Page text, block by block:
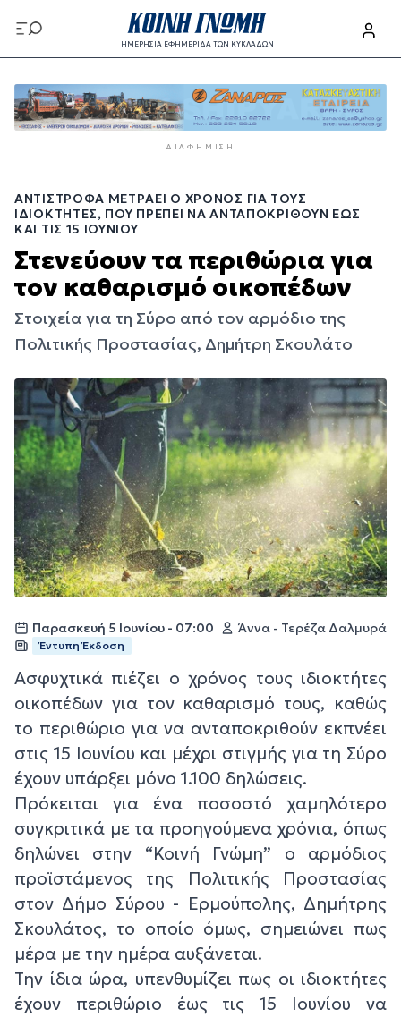
προς
το
περιεχόμενο
ΗΜΕΡΗΣΙΑ ΕΦΗΜΕΡΙΔΑ ΤΩΝ ΚΥΚΛΑΔΩΝ
προς
το
κυρίως
ΔΙΑΦΉΜΙΣΗ
ΑΝΤΊΣΤΡΟΦΑ ΜΕΤΡΆΕΙ Ο ΧΡΌΝΟΣ ΓΙΑ ΤΟΥΣ
ΙΔΙΟΚΤΉΤΕΣ, ΠΟΥ ΠΡΈΠΕΙ ΝΑ ΑΝΤΑΠΟΚΡΙΘΟΎΝ ΈΩΣ
ΚΑΙ ΤΙΣ 15 ΙΟΥΝΊΟΥ
Στενεύουν τα περιθώρια για
τον καθαρισμό οικοπέδων
Στοιχεία για τη Σύρο από τον αρμόδιο της
Πολιτικής Προστασίας, Δημήτρη Σκουλάτο
Παρασκευή 5 Ιουνίου - 07:00 Άννα - Τερέζα Δαλμυρά
Έντυπη Έκδοση
Ασφυχτικά πιέζει ο χρόνος τους ιδιοκτήτες
οικοπέδων για τον καθαρισμό τους, καθώς
το περιθώριο για να ανταποκριθούν εκπνέει
στις 15 Ιουνίου και μέχρι στιγμής για τη Σύρο
έχουν υπάρξει μόνο 1.100 δηλώσεις.
Πρόκειται για ένα ποσοστό χαμηλότερο
συγκριτικά με τα προηγούμενα χρόνια, όπως
δηλώνει στην “Κοινή Γνώμη” ο αρμόδιος
προϊστάμενος της Πολιτικής Προστασίας
στον Δήμο Σύρου - Ερμούπολης, Δημήτρης
Σκουλάτος, το οποίο όμως, σημειώνει πως
μέρα με την ημέρα αυξάνεται.
Την ίδια ώρα, υπενθυμίζει πως οι ιδιοκτήτες
έχουν περιθώριο έως τις 15 Ιουνίου να